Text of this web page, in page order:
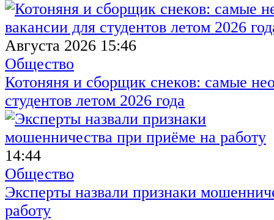
Августа 2026 15:46
Общество
Котоняня и сборщик снеков: самые
студентов летом 2026 года
14:44
Общество
Эксперты назвали признаки
работу